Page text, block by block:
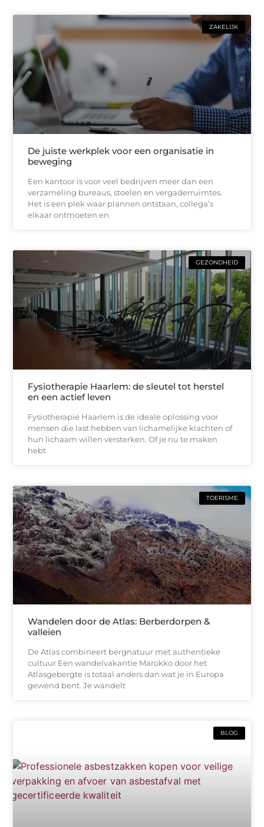
ZAKELIJK
De juiste werkplek voor een organisatie in
beweging
Een kantoor is voor veel bedrijven meer dan een
verzameling bureaus, stoelen en vergaderruimtes.
Het is een plek waar plannen ontstaan, collega’s
elkaar ontmoeten en
GEZONDHEID
Fysiotherapie Haarlem: de sleutel tot herstel
en een actief leven
Fysiotherapie Haarlem is de ideale oplossing voor
mensen die last hebben van lichamelijke klachten of
hun lichaam willen versterken. Of je nu te maken
hebt
TOERISME
Wandelen door de Atlas: Berberdorpen &
valleien
De Atlas combineert bergnatuur met authentieke
cultuur Een wandelvakantie Marokko door het
Atlasgebergte is totaal anders dan wat je in Europa
gewend bent. Je wandelt
BLOG